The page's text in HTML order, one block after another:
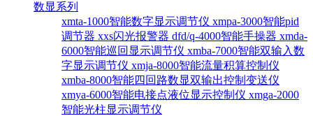
数显系列
xmta-1000智能数字显示调节仪 xmpa-3000智能pid
调节器 xxs闪光报警器 dfd/q-4000智能手操器 xmda-
6000智能巡回显示调节仪 xmba-7000智能双输入数
字显示调节仪 xmja-8000智能流量积算控制仪
xmba-8000智能四回路数显双输出控制变送仪
xmya-6000智能电接点液位显示控制仪 xmga-2000
智能光柱显示调节仪